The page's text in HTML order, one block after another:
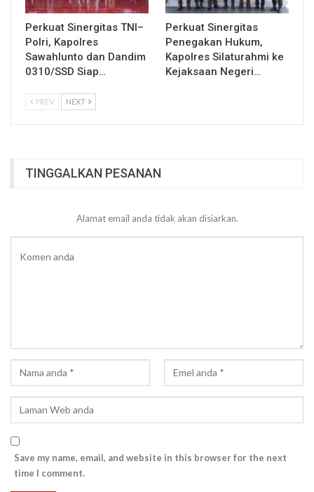
Perkuat Sinergitas TNI–
Polri, Kapolres
Sawahlunto dan Dandim
0310/SSD Siap…
Perkuat Sinergitas
Penegakan Hukum,
Kapolres Silaturahmi ke
Kejaksaan Negeri…
PREV NEXT
TINGGALKAN PESANAN
Alamat email anda tidak akan disiarkan.
Save my name, email, and website in this browser for the next
time I comment.